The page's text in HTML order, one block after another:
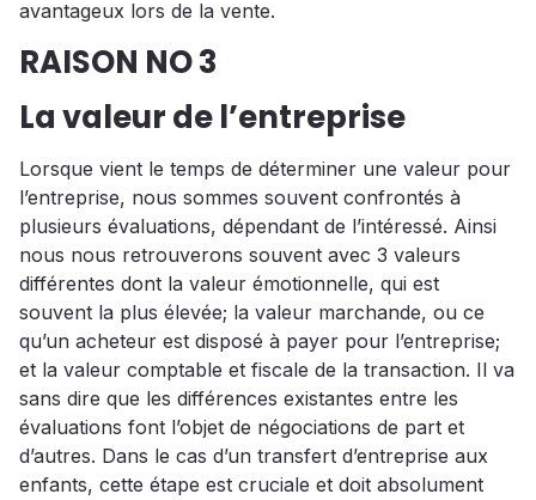
avantageux lors de la vente.
RAISON NO 3
La valeur de l’entreprise
Lorsque vient le temps de déterminer une valeur pour
l’entreprise, nous sommes souvent confrontés à
plusieurs évaluations, dépendant de l’intéressé. Ainsi
nous nous retrouverons souvent avec 3 valeurs
différentes dont la valeur émotionnelle, qui est
souvent la plus élevée; la valeur marchande, ou ce
qu’un acheteur est disposé à payer pour l’entreprise;
et la valeur comptable et fiscale de la transaction. Il va
sans dire que les différences existantes entre les
évaluations font l’objet de négociations de part et
d’autres. Dans le cas d’un transfert d’entreprise aux
enfants, cette étape est cruciale et doit absolument